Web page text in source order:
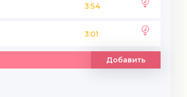
3:54
3:01
Добавить